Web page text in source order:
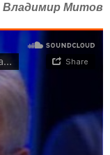
Владимир Митов